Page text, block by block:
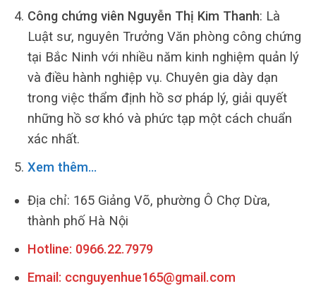
Công chứng viên Nguyễn Thị Kim Thanh: Là
Luật sư, nguyên Trưởng Văn phòng công chứng
tại Bắc Ninh với nhiều năm kinh nghiệm quản lý
và điều hành nghiệp vụ. Chuyên gia dày dạn
trong việc thẩm định hồ sơ pháp lý, giải quyết
những hồ sơ khó và phức tạp một cách chuẩn
xác nhất.
Xem thêm…
Địa chỉ: 165 Giảng Võ, phường Ô Chợ Dừa,
thành phố Hà Nội
Hotline: 0966.22.7979
Email: ccnguyenhue165@gmail.com